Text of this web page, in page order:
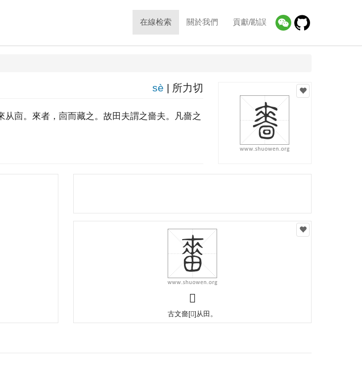
在線检索 關於我們 貢獻/勘誤
sè | 所力切
从㐭。來者，㐭而藏之。故田夫謂之嗇夫。凡嗇之
𤲷
古文嗇[𠾂]从田。